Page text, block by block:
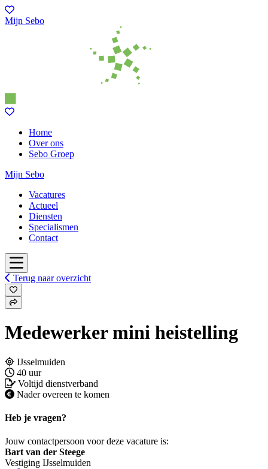
Mijn Sebo
Home
Over ons
Sebo Groep
Mijn Sebo
Vacatures
Actueel
Diensten
Specialismen
Contact
Terug naar overzicht
Medewerker mini heistelling
IJsselmuiden
40 uur
Voltijd dienstverband
Nader overeen te komen
Heb je vragen?
Jouw contactpersoon voor deze vacature is:
Bart van der Steege
Vestiging IJsselmuiden